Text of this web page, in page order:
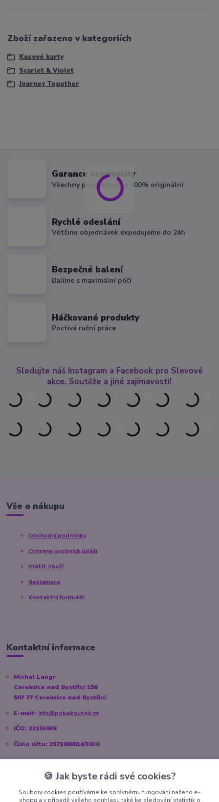
Zboží zařazeno v kategoriích
Kusové karty
Scarlet & Violet
Journey Together
Garance originality
Všechny produkty jsou 100% originální
Rychlé odeslání
Většinu objednávek expedujeme do 24h
Bezpečné balení
Balíme s maximální péčí
Háčkované produkty
Poctivá ruční práce
Sledujte náš Instagram a Facebook pro Slevové
akce, Soutěže a jiné zajímavosti!
Vše o nákupu
Obchodní podmínky
Ochrana osobních údajů
Vrátit zboží
Reklamace
Kontaktní formulář
Kontaktní informace
Michal Langr
Cerekvice nad Bystřicí 156
507 77 Cerekvice nad Bystřicí
E-mail: info@pokekoutek.cz
IČO: 23153938
Číslo účtu: 3571660014/3030
Sociální sítě🍪 Jak byste rádi své cookies?
Soubory cookies používáme ke správnému fungování našeho e-
shopu a v případě vašeho souhlasu také ke sledování statistik o